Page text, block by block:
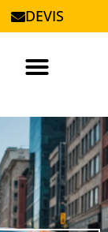
DEVIS